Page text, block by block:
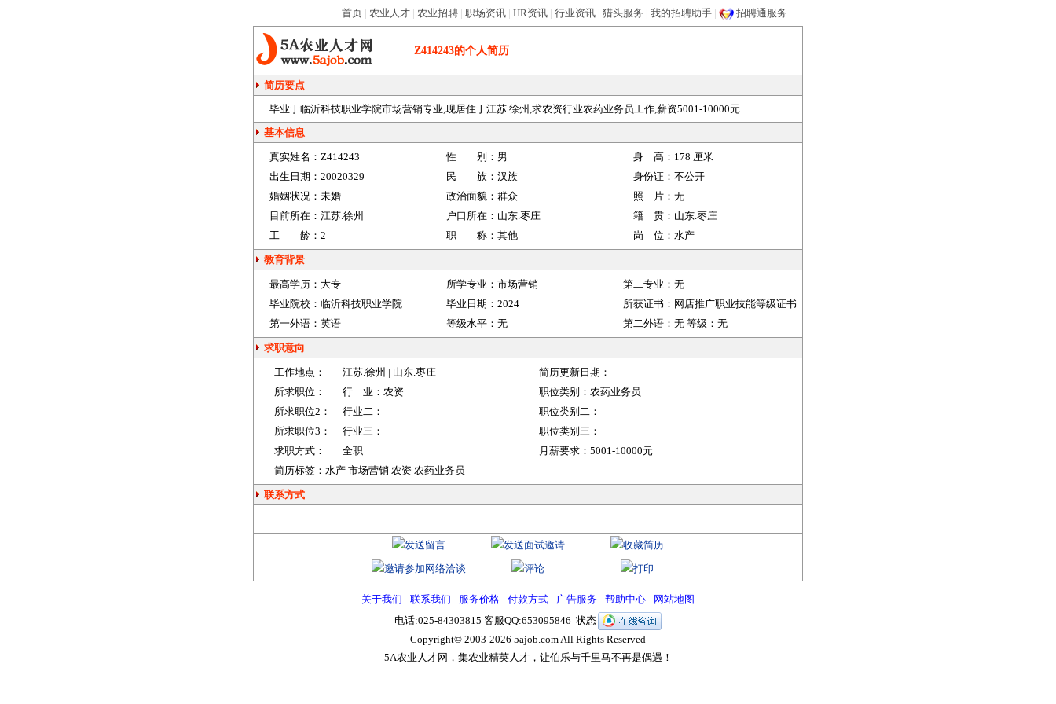
首页 | 农业人才 | 农业招聘 | 职场资讯 | HR资讯 | 行业资讯 | 猎头服务 | 我的招聘助手 | 招聘通服务
Z414243的个人简历
简历要点
毕业于临沂科技职业学院市场营销专业,现居住于江苏.徐州,求农资行业农药业务员工作,薪资5001-10000元
基本信息
真实姓名： Z414243 性 别： 男 身 高： 178 厘米
出生日期： 20020329 民 族： 汉族 身份证： 不公开
婚姻状况： 未婚 政治面貌： 群众 照 片： 无
目前所在： 江苏.徐州 户口所在： 山东.枣庄 籍 贯： 山东.枣庄
工 龄： 2 职 称： 其他 岗 位： 水产
教育背景
最高学历： 大专 所学专业： 市场营销 第二专业： 无
毕业院校： 临沂科技职业学院 毕业日期： 2024 所获证书： 网店推广职业技能等级证书
第一外语： 英语 等级水平： 无 第二外语： 无 等级： 无
求职意向
工作地点： 江苏.徐州 | 山东.枣庄
简历更新日期：
所求职位：
行 业： 农资 职位类别： 农药业务员
所求职位2：
行业二：
职位类别二：
所求职位3：
行业三：
职位类别三：
求职方式：
全职 月薪要求： 5001-10000元
简历标签：水产 市场营销 农资 农药业务员
联系方式
关于我们 - 联系我们 - 服务价格 - 付款方式 - 广告服务 - 帮助中心 - 网站地图
电话:025-84303815 客服QQ:653095846 状态
Copyright© 2003-2026 5ajob.com All Rights Reserved
5A农业人才网，集农业精英人才，让伯乐与千里马不再是偶遇！